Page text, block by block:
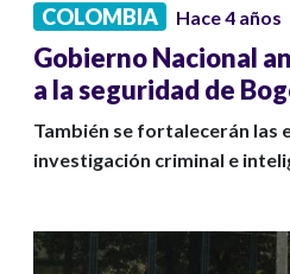
COLOMBIA Hace 4 años
Gobierno Nacional
a la seguridad de
También se fortalecerán las
investigación criminal e